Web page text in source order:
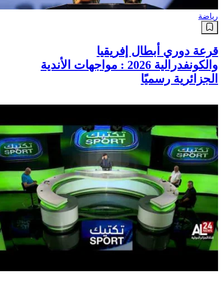
رياضة
قرعة دوري أبطال إفريقيا
والكونفدرالية 2026 : مواجهات الأندية
الجزائرية رسميًا